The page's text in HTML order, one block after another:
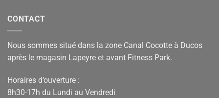
CONTACT
Nous sommes situé dans la zone Canal Cocotte à Ducos
après le magasin Lapeyre et avant Fitness Park.
Horaires d’ouverture :
8h30-17h du Lundi au Vendredi